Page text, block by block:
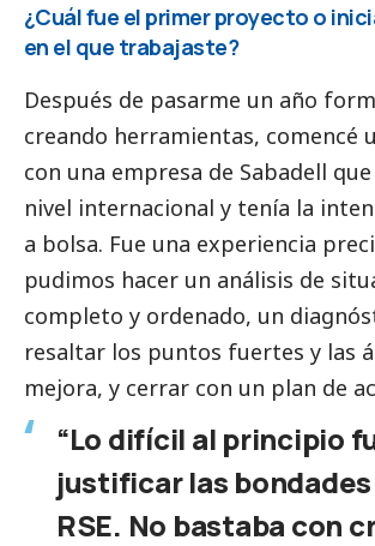
¿Cuál fue el primer proyecto o
en el que trabajaste?
Después de pasarme un año
creando herramientas, comencé
con una empresa de Sabadell
nivel internacional y tenía la
a bolsa. Fue una experiencia
pudimos hacer un análisis de
completo y ordenado, un
resaltar los puntos fuertes y las
mejora, y cerrar con un plan de
“Lo difícil al principio
justificar las bondades
RSE. No bastaba con